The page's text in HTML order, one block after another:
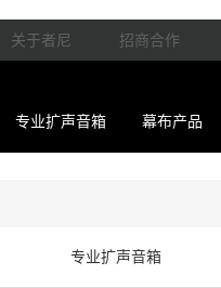
关于者尼 招商合作
专业扩声音箱 幕布产品
专业扩声音箱